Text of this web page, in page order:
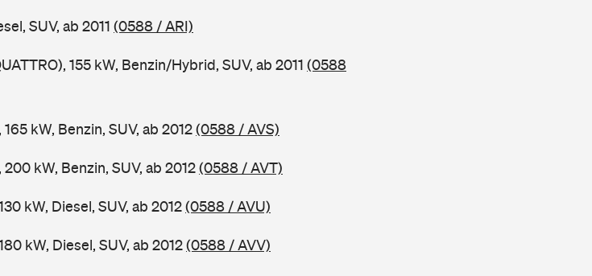
SUV, ab 2011 (0588 / ARI)
155 kW, Benzin/Hybrid, SUV, ab 2011 (0588
kW, Benzin, SUV, ab 2012(0588 / AVS)
kW, Benzin, SUV, ab 2012(0588 / AVT)
kW, Diesel, SUV, ab 2012(0588 / AVU)
kW, Diesel, SUV, ab 2012(0588 / AVV)